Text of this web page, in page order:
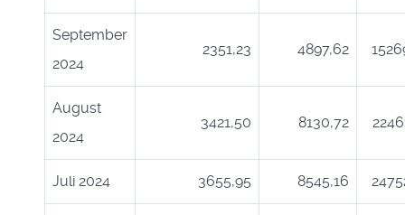
September
2024
2351,23 4897,62
August
2024
3421,50 8130,72
Juli 2024 3655,95 8545,16